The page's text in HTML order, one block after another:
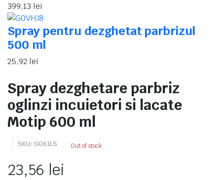
399,13 lei
Spray pentru dezghetat parbrizul
500 ml
25,92 lei
Spray dezghetare parbriz
oglinzi incuietori si lacate
Motip 600 ml
SKU: G061LS Out of stock
23,56 lei